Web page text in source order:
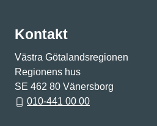
Kontakt
Västra Götalandsregionen
Regionens hus
SE 462 80 Vänersborg
010-441 00 00